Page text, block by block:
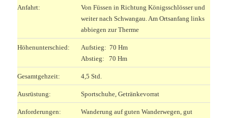
Anfahrt:
Von Füssen in Richtung Königsschlösser und
weiter nach Schwangau. Am Ortsanfang links
abbiegen zur Therme
Höhenunterschied:
Aufstieg: 70 Hm
Abstieg: 70 Hm
Gesamtgehzeit: 4,5 Std.
Ausrüstung: Sportschuhe, Getränkevorrat
Anforderungen:
Wanderung auf guten Wanderwegen, gut